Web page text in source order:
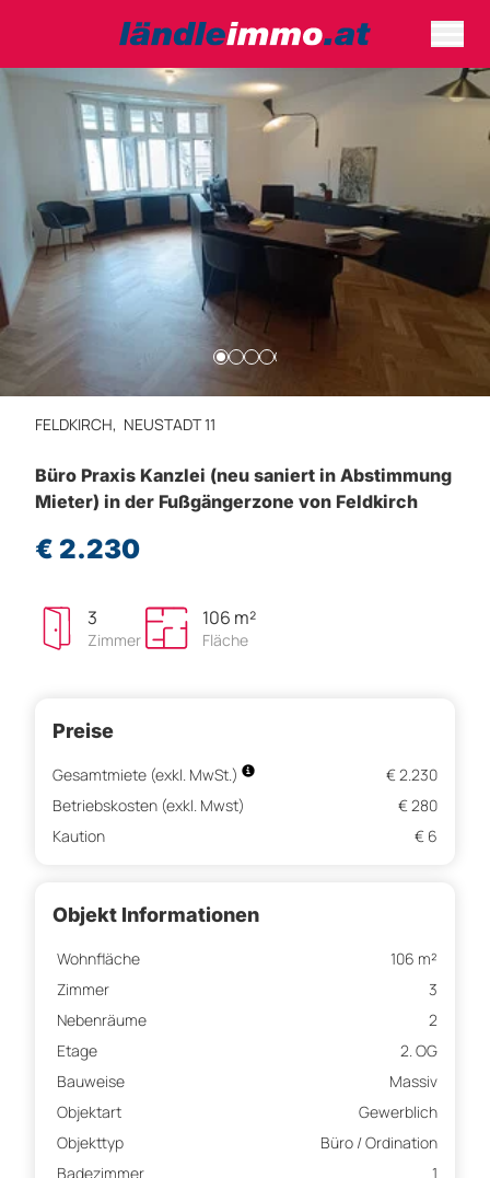
FELDKIRCH, NEUSTADT 11
Büro Praxis Kanzlei (neu saniert in Abstimmung
Mieter) in der Fußgängerzone von Feldkirch
€ 2.230
3
Zimmer
106 m²
Fläche
Preise
Gesamtmiete (exkl. MwSt.)
€ 2.230
Betriebskosten (exkl. Mwst)
€ 280
Kaution
€ 6
Objekt Informationen
Wohnfläche
106 m²
Zimmer
3
Nebenräume
2
Etage
2. OG
Bauweise
Massiv
Objektart
Gewerblich
Objekttyp
Büro / Ordination
Badezimmer
1